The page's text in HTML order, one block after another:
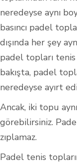
neredeyse aynı
basıncı padel
dışında her şey
padel topları
bakışta, padel
neredeyse ayırt
Ancak, iki topu
görebilirsiniz.
zıplamaz.
Padel tenis